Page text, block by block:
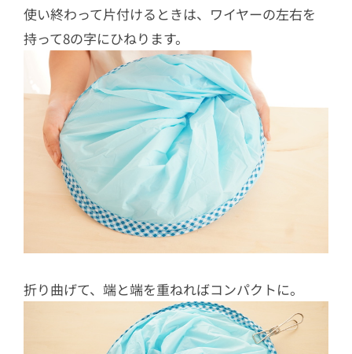
使い終わって片付けるときは、ワイヤーの左右を
持って8の字にひねります。
折り曲げて、端と端を重ねればコンパクトに。